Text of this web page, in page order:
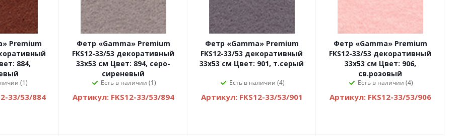
Premium
884,
(1)
33/53/884
Фетр «Gamma» Premium
FKS12-33/53 декоративный
33х53 см Цвет: 894, серо-
сиреневый
Есть в наличии (1)
Артикул: FKS12-33/53/894
Фетр «Gamma» Premium
FKS12-33/53 декоративный
33х53 см Цвет: 901, т.серый
Есть в наличии (4)
Артикул: FKS12-33/53/901
Фетр «Gamma» Premium
FKS12-33/53 декоративный
33х53 см Цвет: 906,
св.розовый
Есть в наличии (4)
Артикул: FKS12-33/53/906